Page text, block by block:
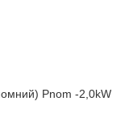
Pnom -2,0kW